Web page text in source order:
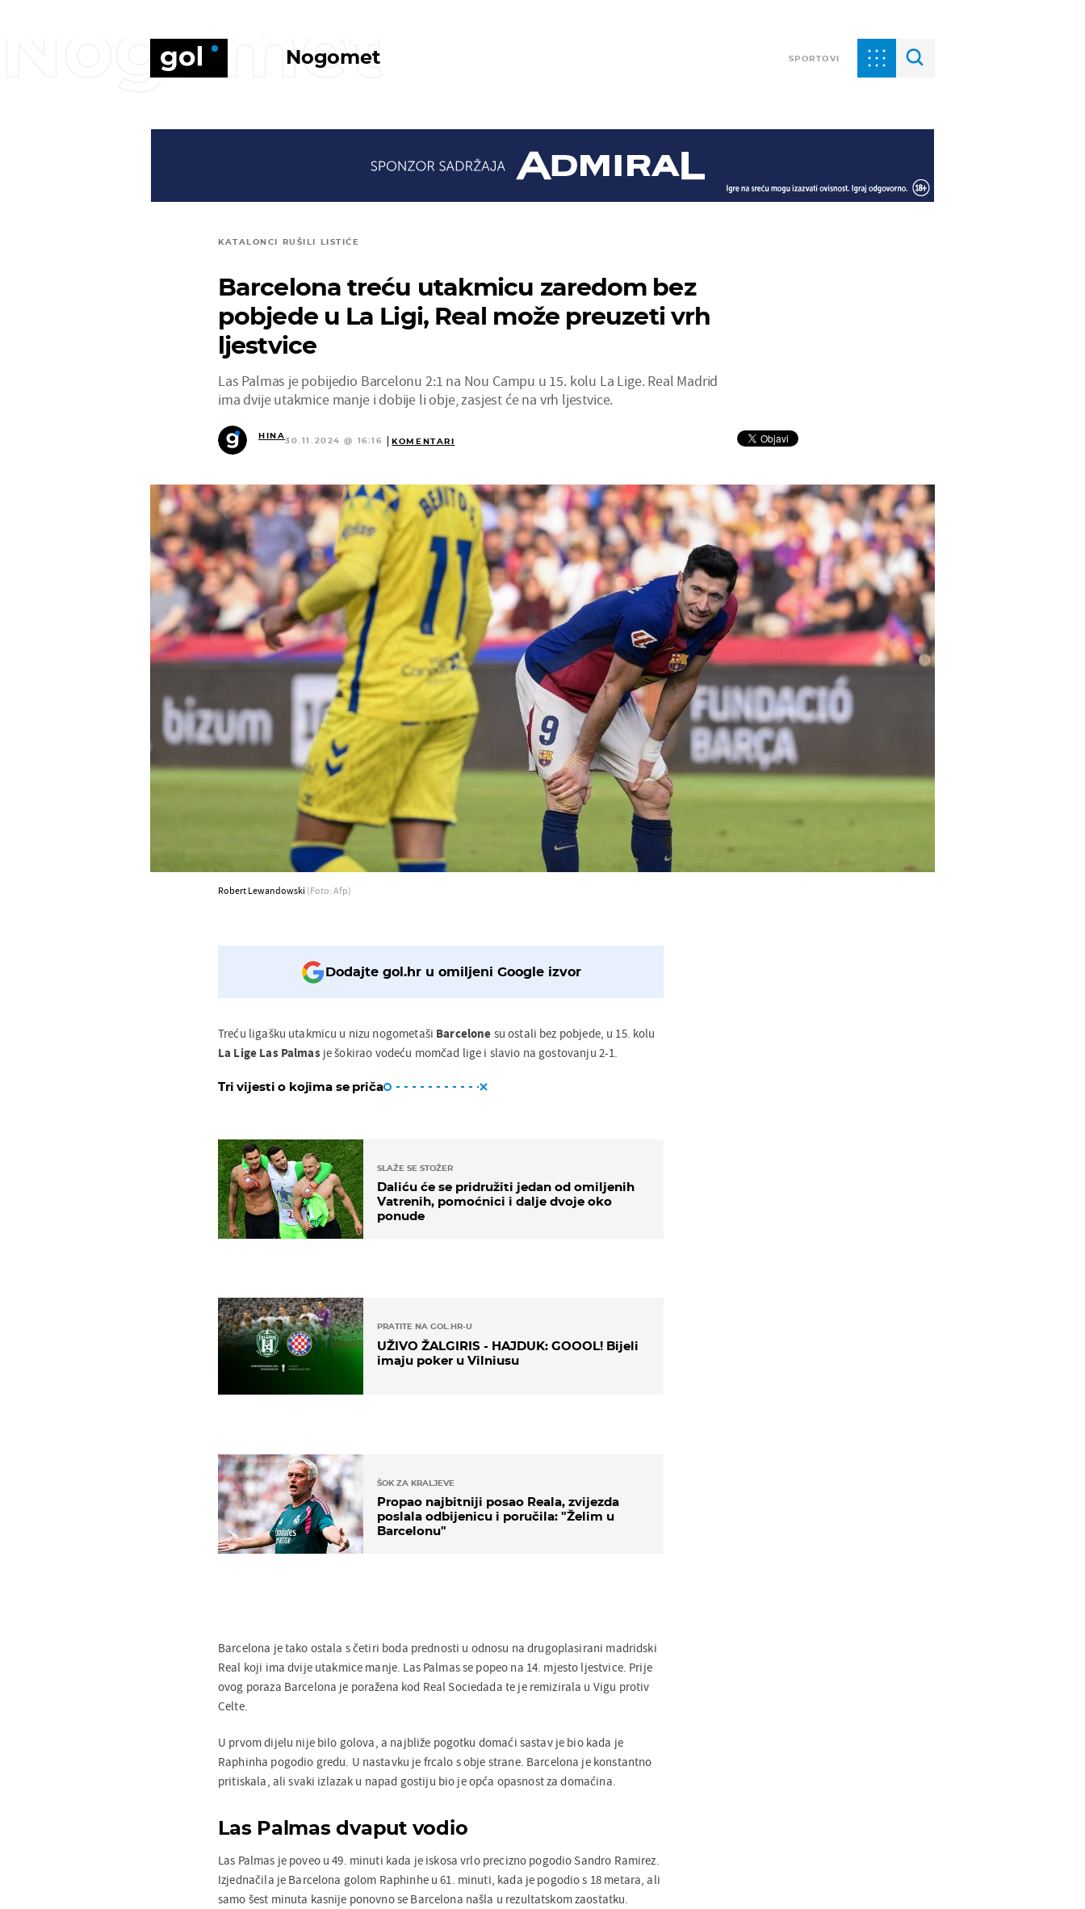
Nogomet SPORTOVI
Nogomet
KATALONCI RUŠILI LISTIĆE
Barcelona treću utakmicu zaredom bez
pobjede u La Ligi, Real može preuzeti vrh
ljestvice
Las Palmas je pobijedio Barcelonu 2:1 na Nou Campu u 15. kolu La Lige. Real Madrid
ima dvije utakmice manje i dobije li obje, zasjest će na vrh ljestvice.
HINA
30.11.2024 @ 16:16 KOMENTARI
Robert Lewandowski (Foto: Afp)
Dodajte gol.hr u omiljeni Google izvor
Treću ligašku utakmicu u nizu nogometaši Barcelone su ostali bez pobjede, u 15. kolu
La Lige Las Palmasje šokirao vodeću momčad lige i slavio na gostovanju 2-1.
Tri vijesti o kojima se priča
SLAŽE SE STOŽER
Daliću će se pridružiti jedan od omiljenih
Vatrenih, pomoćnici i dalje dvoje oko
ponude
PRATITE NA GOL.HR-U
UŽIVO ŽALGIRIS - HAJDUK: GOOOL! Bijeli
imaju poker u Vilniusu
ŠOK ZA KRALJEVE
Propao najbitniji posao Reala, zvijezda
poslala odbijenicu i poručila: "Želim u
Barcelonu"
Barcelona je tako ostala s četiri boda prednosti u odnosu na drugoplasirani madridski
Real koji ima dvije utakmice manje. Las Palmas se popeo na 14. mjesto ljestvice. Prije
ovog poraza Barcelona je poražena kod Real Sociedada te je remizirala u Vigu protiv
Celte.
U prvom dijelu nije bilo golova, a najbliže pogotku domaći sastav je bio kada je
Raphinha pogodio gredu. U nastavku je frcalo s obje strane. Barcelona je konstantno
pritiskala, ali svaki izlazak u napad gostiju bio je opća opasnost za domaćina.
Las Palmas dvaput vodio
Las Palmas je poveo u 49. minuti kada je iskosa vrlo precizno pogodio Sandro Ramirez.
Izjednačila je Barcelona golom Raphinhe u 61. minuti, kada je pogodio s 18 metara, ali
samo šest minuta kasnije ponovno se Barcelona našla u rezultatskom zaostatku.